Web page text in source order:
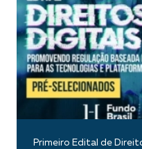
Primeiro Edital de